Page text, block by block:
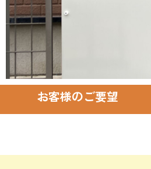
お客様のご要望